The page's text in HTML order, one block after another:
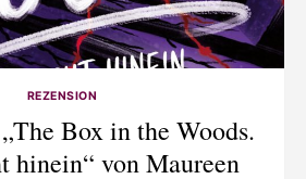
REZENSION
Box in the Woods.
hinein“ von Maureen